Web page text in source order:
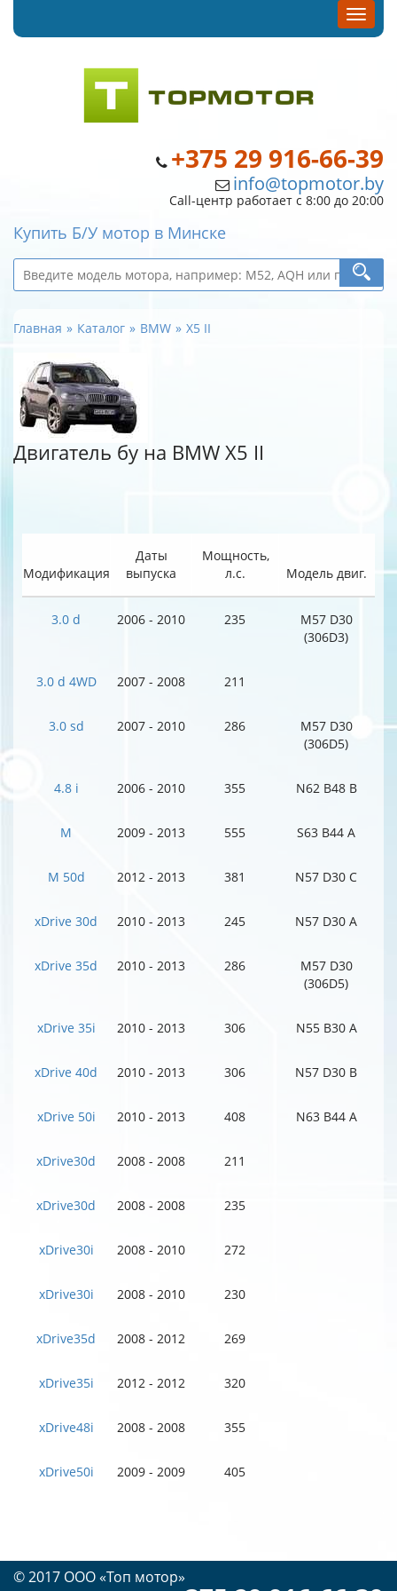
+375 29 916-66-39
info@topmotor.by
Call-центр работает с 8:00 до 20:00
Купить Б/У мотор в Минске
Главная Каталог BMW X5 II
Двигатель бу на BMW X5 II
Модификация
Даты
выпуска
Мощность,
л.с.
Модель двиг.
3.0 d 2006 - 2010 235
M57 D30
(306D3)
3.0 d 4WD 2007 - 2008 211
3.0 sd 2007 - 2010 286
M57 D30
(306D5)
4.8 i 2006 - 2010 355 N62 B48 B
M 2009 - 2013 555 S63 B44 A
M 50d 2012 - 2013 381 N57 D30 C
xDrive 30d 2010 - 2013 245 N57 D30 A
xDrive 35d 2010 - 2013 286
M57 D30
(306D5)
xDrive 35i 2010 - 2013 306 N55 B30 A
xDrive 40d 2010 - 2013 306 N57 D30 B
xDrive 50i 2010 - 2013 408 N63 B44 A
xDrive30d 2008 - 2008 211
xDrive30d 2008 - 2008 235
xDrive30i 2008 - 2010 272
xDrive30i 2008 - 2010 230
xDrive35d 2008 - 2012 269
xDrive35i 2012 - 2012 320
xDrive48i 2008 - 2008 355
xDrive50i 2009 - 2009 405
© 2017 OOO «Топ мотор»